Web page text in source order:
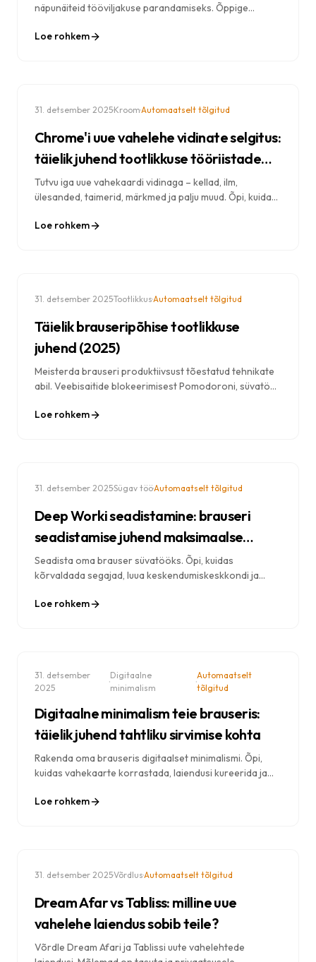
näpunäiteid tööviljakuse parandamiseks. Õppige
ekspertide strateegiaid sirvimise efektiivsuse
Loe rohkem
31. detsember 2025·Kroom·Automaatselt tõlgitud
Chrome'i uue vahelehe vidinate selgitus:
täielik juhend tootlikkuse tööriistade
kohta
Tutvu iga uue vahekaardi vidinaga – kellad, ilm,
ülesanded, taimerid, märkmed ja palju muud. Õpi, kuidas
seadistada ja kasutada.
Loe rohkem
31. detsember 2025·Tootlikkus·Automaatselt tõlgitud
Täielik brauseripõhise tootlikkuse
juhend (2025)
Meisterda brauseri produktiivsust tõestatud tehnikate
abil. Veebisaitide blokeerimisest Pomodoroni, süvatöö
paremaks keskendumiseks.
Loe rohkem
31. detsember 2025·Sügav töö·Automaatselt tõlgitud
Deep Worki seadistamine: brauseri
seadistamise juhend maksimaalse
keskendumise saavutamiseks
Seadista oma brauser süvatööks. Õpi, kuidas
kõrvaldada segajad, luua keskendumiskeskkondi ja
Loe rohkem
31. detsember
2025
·Digitaalne
minimalism
·Automaatselt
tõlgitud
Digitaalne minimalism teie brauseris:
täielik juhend tahtliku sirvimise kohta
Rakenda oma brauseris digitaalset minimalismi. Õpi,
kuidas vahekaarte korrastada, laiendusi kureerida ja
Loe rohkem
31. detsember 2025·Võrdlus·Automaatselt tõlgitud
Dream Afar vs Tabliss: milline uue
vahelehe laiendus sobib teile?
Võrdle Dream Afari ja Tablissi uute vahelehtede